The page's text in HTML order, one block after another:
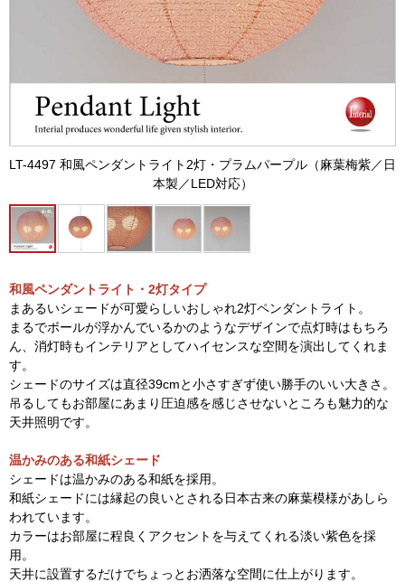
LT-4497 和風ペンダントライト2灯・プラムパープル（麻葉梅紫／日
本製／LED対応）
和風ペンダントライト・2灯タイプ
まあるいシェードが可愛らしいおしゃれ2灯ペンダントライト。
まるでボールが浮かんでいるかのようなデザインで点灯時はもちろ
ん、消灯時もインテリアとしてハイセンスな空間を演出してくれま
す。
シェードのサイズは直径39cmと小さすぎず使い勝手のいい大きさ。
吊るしてもお部屋にあまり圧迫感を感じさせないところも魅力的な
天井照明です。
温かみのある和紙シェード
シェードは温かみのある和紙を採用。
和紙シェードには縁起の良いとされる日本古来の麻葉模様があしら
われています。
カラーはお部屋に程良くアクセントを与えてくれる淡い紫色を採
用。
天井に設置するだけでちょっとお洒落な空間に仕上がります。